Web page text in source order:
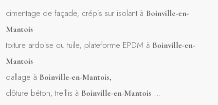
cimentage de façade, crépis sur isolant à Boinville-en-
Mantois
toiture ardoise ou tuile, plateforme EPDM à Boinville-en-
Mantois
dallage à Boinville-en-Mantois,
clôture béton, treillis à Boinville-en-Mantois …